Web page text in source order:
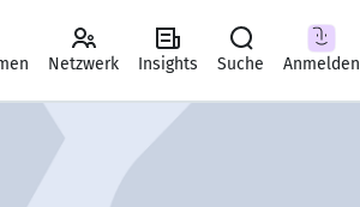
Netzwerk Insights Suche Anmelden